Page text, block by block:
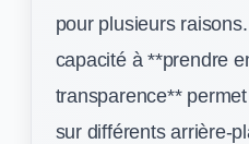
pour plusieurs
capacité à **prendre
transparence**
sur différents arrière-